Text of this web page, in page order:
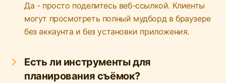
Да - просто поделитесь веб-ссылкой. Клиенты
могут просмотреть полный мудборд в браузере
без аккаунта и без установки приложения.
Есть ли инструменты для
планирования съёмок?